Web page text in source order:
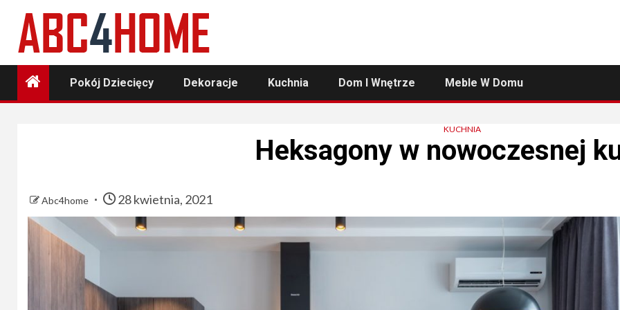
content
Pokój Dziecięcy Dekoracje Kuchnia Dom I Wnętrze Meble W Domu
KUCHNIA
Heksagony w nowoczesnej
Abc4home 28 kwietnia, 2021